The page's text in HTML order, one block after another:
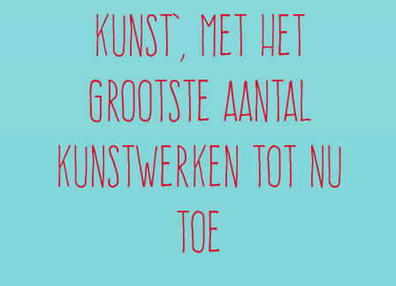
Kunst’, met het
grootste aantal
kunstwerken tot nu
toe